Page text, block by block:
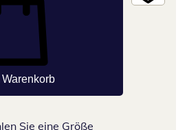
Warenkorb
Sie eine Größe